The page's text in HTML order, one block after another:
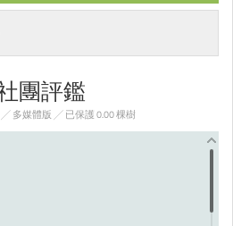
團評鑑
╱ 多媒體版 ╱ 已保護 0.00 棵樹